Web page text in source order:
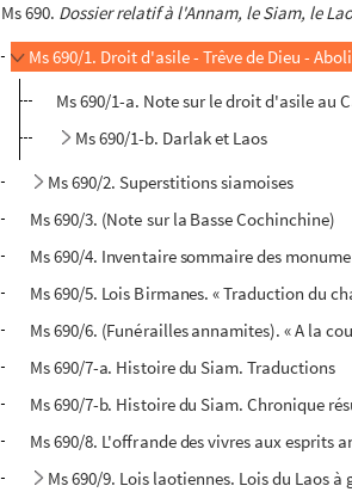
Ms 690. Dossier relatif à l'Annam, le Siam, le
Ms 690/1. Droit d'asile - Trêve de Dieu -
Ms 690/1-a. Note sur le droit d'asile au
Ms 690/1-b. Darlak et Laos
Ms 690/2. Superstitions siamoises
Ms 690/3. (Note sur la Basse Cochinchine)
Ms 690/4. Inventaire sommaire des
Ms 690/5. Lois Birmanes. « Traduction du
Ms 690/6. (Funérailles annamites). « A la
Ms 690/7-a. Histoire du Siam. Traductions
Ms 690/7-b. Histoire du Siam. Chronique
Ms 690/8. L'offrande des vivres aux esprits
Ms 690/9. Lois laotiennes. Lois du Laos à